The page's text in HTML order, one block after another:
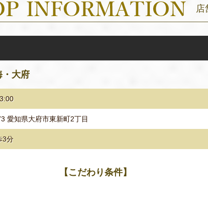
店
・大府
愛知県大府市東新町2丁目
3分
【こだわり条件】